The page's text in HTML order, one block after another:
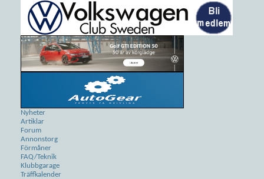
Nyheter
Artiklar
Forum
Annonstorg
Förmåner
FAQ/Teknik
Klubbgarage
Träffkalender